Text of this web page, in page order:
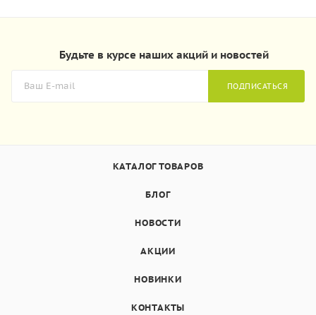
Будьте в курсе наших акций и новостей
ПОДПИСАТЬСЯ
КАТАЛОГ ТОВАРОВ
БЛОГ
НОВОСТИ
АКЦИИ
НОВИНКИ
КОНТАКТЫ